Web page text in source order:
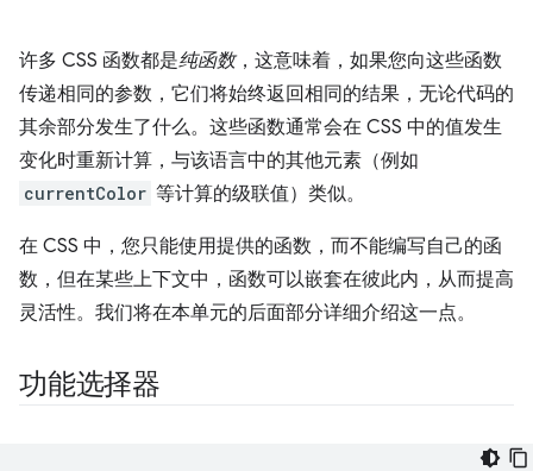
许多 CSS 函数都是纯函数，这意味着，如果您向这些函数
传递相同的参数，它们将始终返回相同的结果，无论代码的
其余部分发生了什么。这些函数通常会在 CSS 中的值发生
变化时重新计算，与该语言中的其他元素（例如
currentColor 等计算的级联值）类似。
在 CSS 中，您只能使用提供的函数，而不能编写自己的函
数，但在某些上下文中，函数可以嵌套在彼此内，从而提高
灵活性。我们将在本单元的后面部分详细介绍这一点。
功能选择器